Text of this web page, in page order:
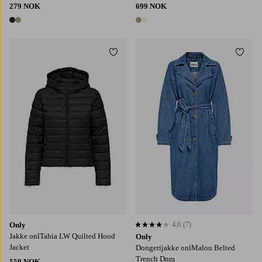
279 NOK
2 farger
699 NOK
2 farger
Only
Jakke onlTahia LW Quilted Hood
Jacket
Legg til favoritter
Only
Dongerijakke onlMalou Belted
Trench Dnm
4,0 basert på 7 karaktergivninger
4,0 (7)
XL